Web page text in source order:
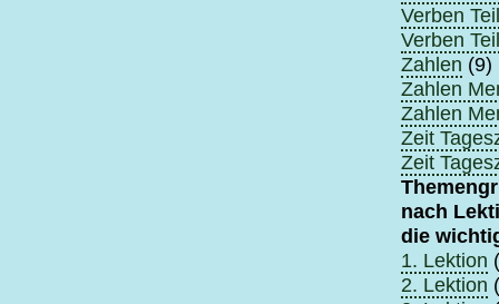
Verben
Verben
Zahlen (9)
Zahlen
Zahlen
Zeit
Zeit
nach
die
1. Lektion
2. Lektion